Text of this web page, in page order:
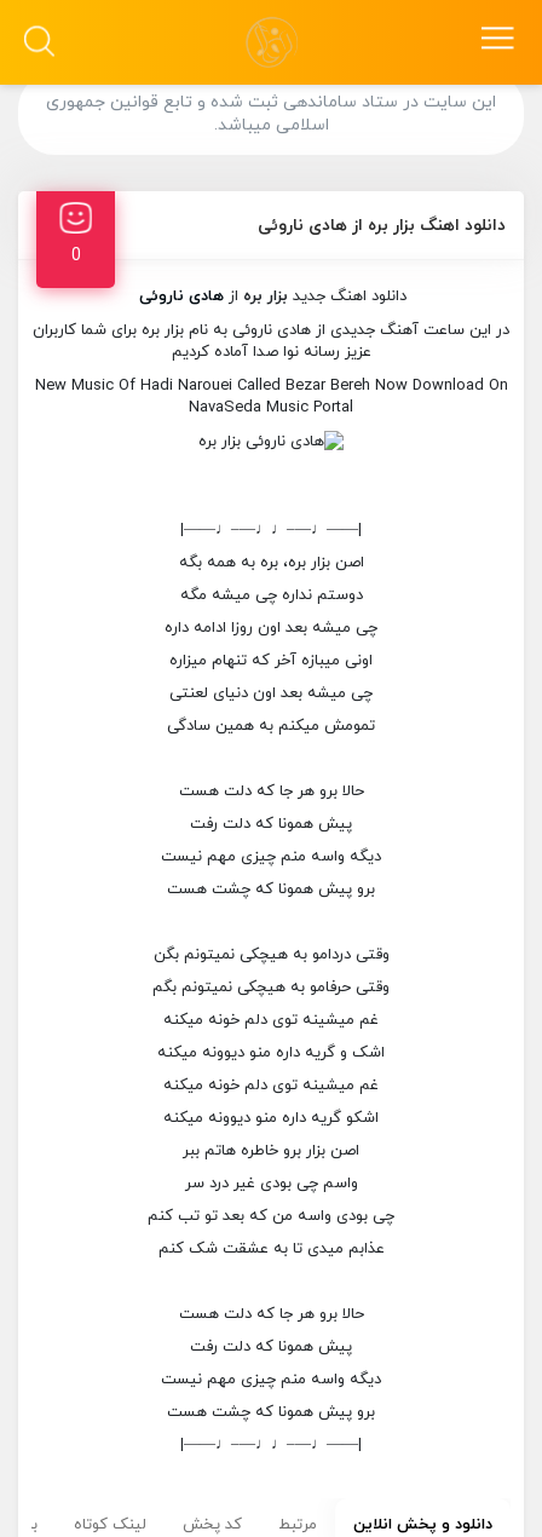
این سایت در ستاد ساماندهی ثبت شده و تابع قوانین جمهوری
اسلامی میباشد.
دانلود اهنگ بزار بره از هادی ناروئی
0
دانلود اهنگ جدید بزار بره ازهادی ناروئی
در این ساعت آهنگ جدیدی از هادی ناروئی به نام بزار بره برای شما کاربران
عزیز رسانه نوا صدا آماده کردیم
New Music Of Hadi Narouei Called Bezar Bereh Now Download On
NavaSeda Music Portal
|——♩—–♩♩—–♩——|
اصن بزار بره، بره به همه بگه
دوستم نداره چی میشه مگه
چی میشه بعد اون روزا ادامه داره
اونی میبازه آخر که تنهام میزاره
چی میشه بعد اون دنیای لعنتی
تمومش میکنم به همین سادگی
حالا برو هر جا که دلت هست
پیش همونا که دلت رفت
دیگه واسه منم چیزی مهم نیست
برو پیش همونا که چشت هست
وقتی دردامو به هیچکی نمیتونم بگن
وقتی حرفامو به هیچکی نمیتونم بگم
غم میشینه توی دلم خونه میکنه
اشک و گریه داره منو دیوونه میکنه
غم میشینه توی دلم خونه میکنه
اشکو گریه داره منو دیوونه میکنه
اصن بزار برو خاطره هاتم ببر
واسم چی بودی غیر درد سر
چی بودی واسه من که بعد تو تب کنم
عذابم میدی تا به عشقت شک کنم
حالا برو هر جا که دلت هست
پیش همونا که دلت رفت
دیگه واسه منم چیزی مهم نیست
برو پیش همونا که چشت هست
|——♩—–♩♩—–♩——|
دانلود و پخش انلاین مرتبط کد پخش لینک کوتاه